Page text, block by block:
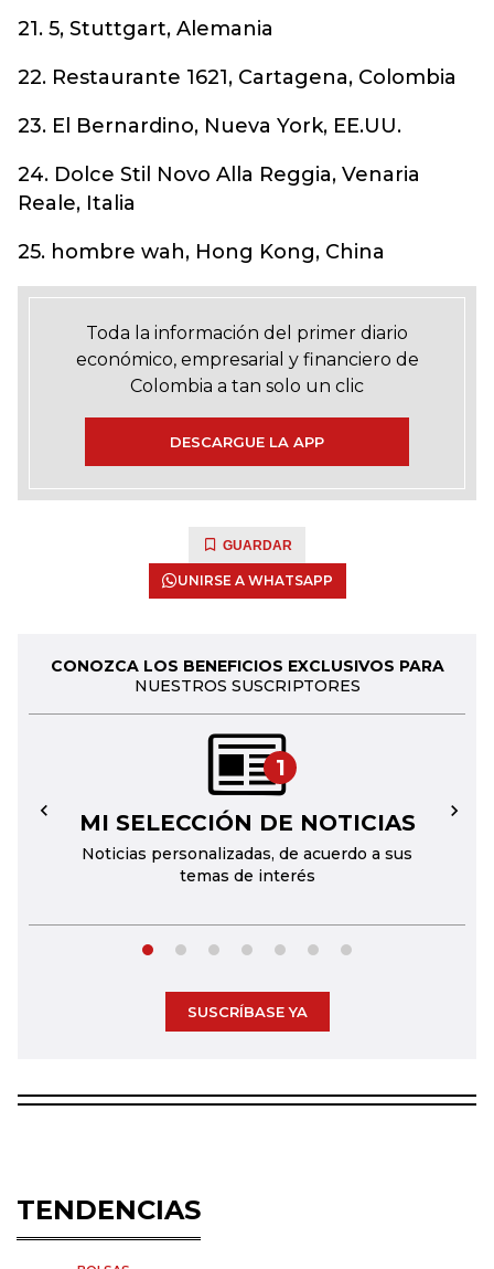
21. 5, Stuttgart, Alemania
22. Restaurante 1621, Cartagena, Colombia
23. El Bernardino, Nueva York, EE.UU.
24. Dolce Stil Novo Alla Reggia, Venaria
Reale, Italia
25. hombre wah, Hong Kong, China
Toda la información del primer diario
económico, empresarial y financiero de
Colombia a tan solo un clic
DESCARGUE LA APP
GUARDAR
UNIRSE A WHATSAPP
CONOZCA LOS BENEFICIOS EXCLUSIVOS PARA
NUESTROS SUSCRIPTORES
1
MI SELECCIÓN DE NOTICIAS
Noticias personalizadas, de acuerdo a sus
temas de interés
← →
SUSCRÍBASE YA
TENDENCIAS